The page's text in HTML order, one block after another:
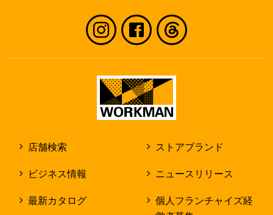
個人情報は、原則として弊社及び店舗内での
みお取り扱いいたします。
に、個人情報を当該第三者に開示する場合が
個人情報を第三者に開示する場合であって
も、弊社の個人情報保護規程に従って弊社の
発生した個人情報については、原則として採用応
募者ご自身の情報についてのみ閲覧、修正、削除
店舗検索 ストアブランド
ビジネス情報 ニュースリリース
最新カタログ
個人フランチャイズ経